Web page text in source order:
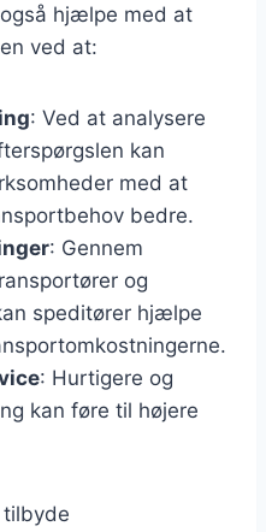
hjælpe med at
ved at:
: Ved at analysere
kan
med at
bedre.
: Gennem
og
speditører hjælpe
: Hurtigere og
kan føre til højere
tilbyde